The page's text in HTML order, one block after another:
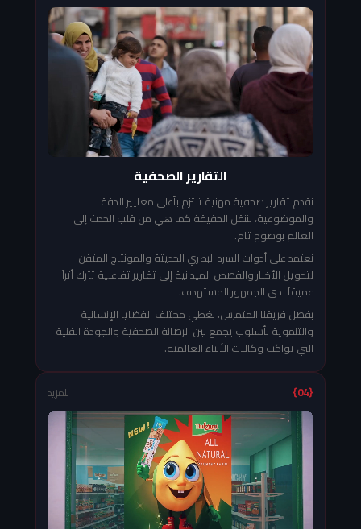
التقارير الصحفية
نقدم تقارير صحفية مهنية تلتزم بأعلى معايير الدقة
والموضوعية، لننقل الحقيقة كما هي من قلب الحدث إلى
العالم بوضوح تام.
نعتمد على أدوات السرد البصري الحديثة والمونتاج المتقن
لتحويل الأخبار والقصص الميدانية إلى تقارير تفاعلية تترك أثراً
عميقاً لدى الجمهور المستهدف.
بفضل فريقنا المتمرس، نغطي مختلف القضايا الإنسانية
والتنموية بأسلوب يجمع بين الرصانة الصحفية والجودة الفنية
التي تواكب وكالات الأنباء العالمية.
{04} للمزيد